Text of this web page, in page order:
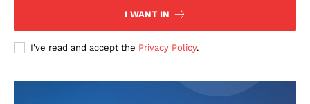
I WANT IN
I've read and accept the Privacy Policy.